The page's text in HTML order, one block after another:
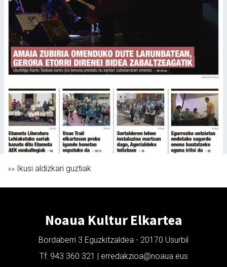
»» Ikusi aldizkari guztiak
Noaua Kultur Elkartea
Bordaberri 3 Eguzkitzaldea - 20170 Usurbil
Tf: 943 360 321 | erredakzioa@noaua.eus